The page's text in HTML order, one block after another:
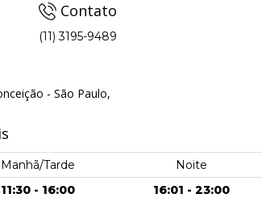
Contato
(11) 3195-9489
- São Paulo,
Manhã/Tarde
Noite
11:30 - 16:00
16:01 - 23:00